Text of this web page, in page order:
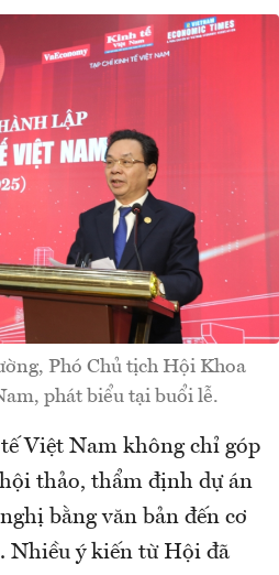
Phó Chủ tịch Hội Khoa
phát biểu tại buổi lễ.
Việt Nam không chỉ góp
thảo, thẩm định dự án
bằng văn bản đến cơ
Nhiều ý kiến từ Hội đã